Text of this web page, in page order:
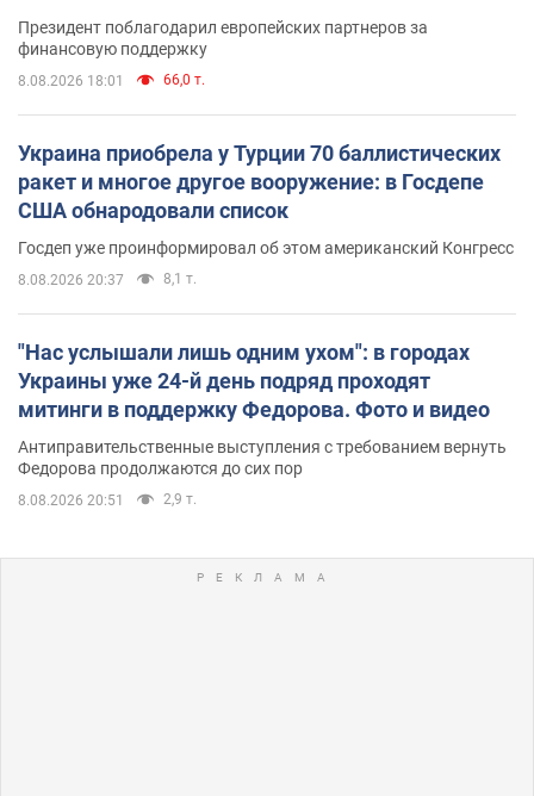
Президент поблагодарил европейских партнеров за
финансовую поддержку
8.08.2026 18:01 66,0 т.
Украина приобрела у Турции 70 баллистических
ракет и многое другое вооружение: в Госдепе
США обнародовали список
Госдеп уже проинформировал об этом американский Конгресс
8.08.2026 20:37 8,1 т.
"Нас услышали лишь одним ухом": в городах
Украины уже 24-й день подряд проходят
митинги в поддержку Федорова. Фото и видео
Антиправительственные выступления с требованием вернуть
Федорова продолжаются до сих пор
8.08.2026 20:51 2,9 т.